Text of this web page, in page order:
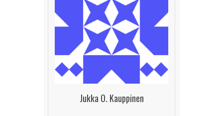
Jukka O. Kauppinen